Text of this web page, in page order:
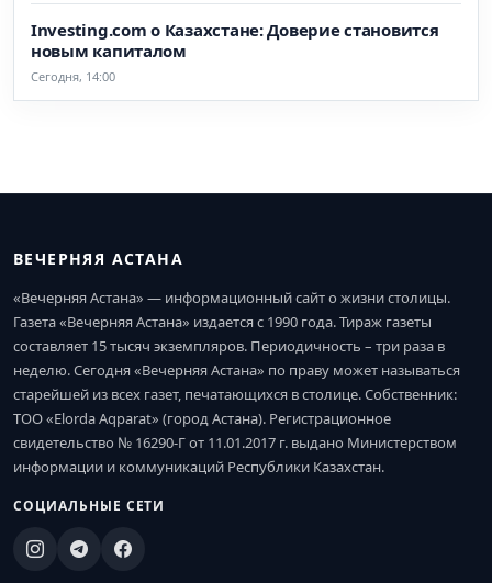
Investing.com о Казахстане: Доверие становится
новым капиталом
Сегодня, 14:00
ВЕЧЕРНЯЯ АСТАНА
«Вечерняя Астана» — информационный сайт о жизни столицы.
Газета «Вечерняя Астана» издается с 1990 года. Тираж газеты
составляет 15 тысяч экземпляров. Периодичность – три раза в
неделю. Сегодня «Вечерняя Астана» по праву может называться
старейшей из всех газет, печатающихся в столице. Собственник:
ТОО «Elorda Aqparat» (город Астана). Регистрационное
свидетельство № 16290-Г от 11.01.2017 г. выдано Министерством
информации и коммуникаций Республики Казахстан.
СОЦИАЛЬНЫЕ СЕТИ